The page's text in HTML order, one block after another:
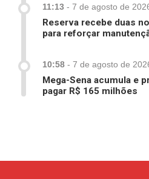
11:13 - 7 de agosto de
Reserva recebe duas
para reforçar
10:58 - 7 de agosto de
Mega-Sena acumula e
pagar R$ 165 milhões